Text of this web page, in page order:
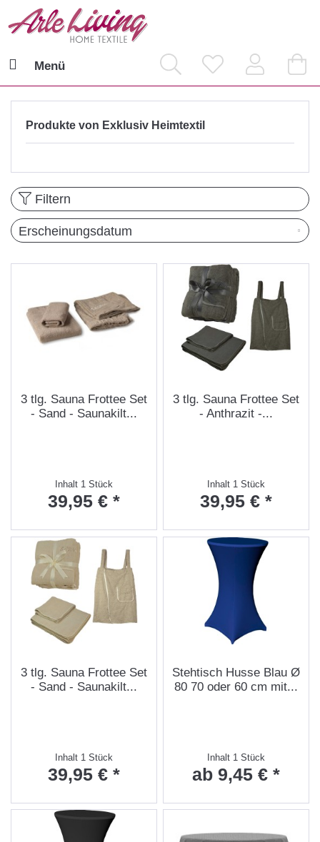
Menü
Produkte von Exklusiv Heimtextil
Filtern
3 tlg. Sauna Frottee Set
- Sand - Saunakilt...
Inhalt 1 Stück
39,95 € *
3 tlg. Sauna Frottee Set
- Anthrazit -...
Inhalt 1 Stück
39,95 € *
3 tlg. Sauna Frottee Set
- Sand - Saunakilt...
Inhalt 1 Stück
39,95 € *
Stehtisch Husse Blau Ø
80 70 oder 60 cm mit...
Inhalt 1 Stück
ab 9,45 € *